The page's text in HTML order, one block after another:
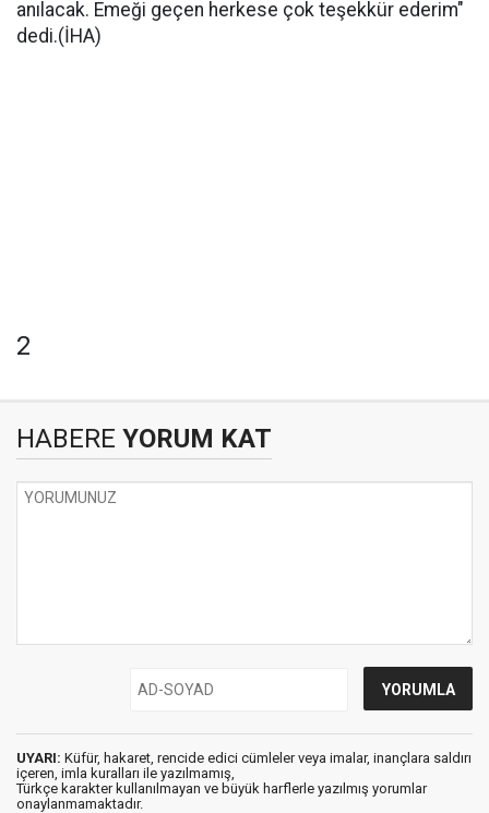
anılacak. Emeği geçen herkese çok teşekkür ederim"
dedi.(İHA)
2
HABERE YORUM KAT
UYARI: Küfür, hakaret, rencide edici cümleler veya imalar, inançlara saldırı
içeren, imla kuralları ile yazılmamış,
Türkçe karakter kullanılmayan ve büyük harflerle yazılmış yorumlar
onaylanmamaktadır.